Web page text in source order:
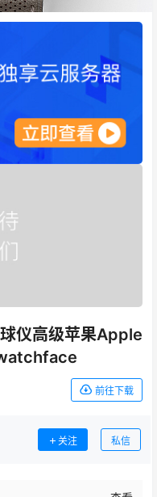
仪高级苹果Apple
前往下载
关注 私信